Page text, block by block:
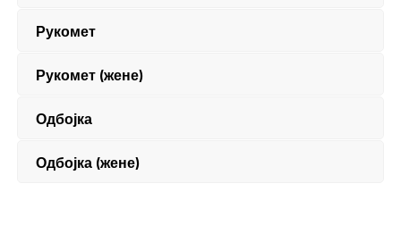
Рукомет
Рукомет (жене)
Одбојка
Одбојка (жене)